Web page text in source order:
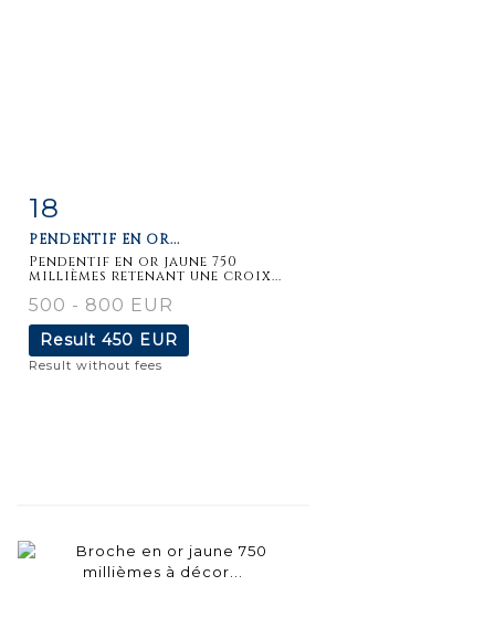
Item detail
18
PENDENTIF EN OR...
Pendentif en or jaune 750
millièmes retenant une croix...
500 - 800 EUR
Result 450 EUR
Result without fees